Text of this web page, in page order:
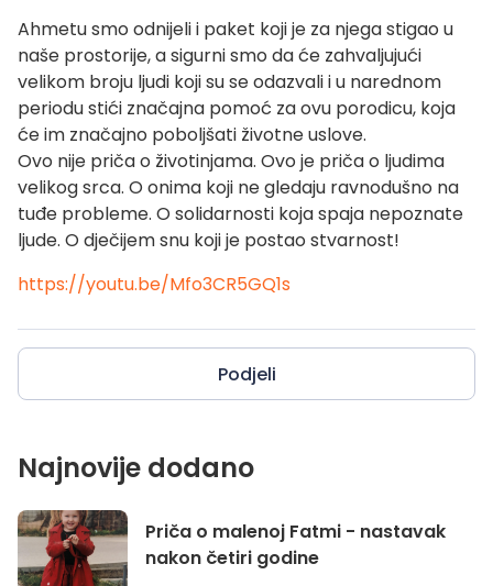
Ahmetu smo odnijeli i paket koji je za njega stigao u
naše prostorije, a sigurni smo da će zahvaljujući
velikom broju ljudi koji su se odazvali i u narednom
periodu stići značajna pomoć za ovu porodicu, koja
će im značajno poboljšati životne uslove.
Ovo nije priča o životinjama. Ovo je priča o ljudima
velikog srca. O onima koji ne gledaju ravnodušno na
tuđe probleme. O solidarnosti koja spaja nepoznate
ljude. O dječijem snu koji je postao stvarnost!
https://youtu.be/Mfo3CR5GQ1s
Podjeli
Najnovije dodano
Priča o malenoj Fatmi - nastavak
nakon četiri godine